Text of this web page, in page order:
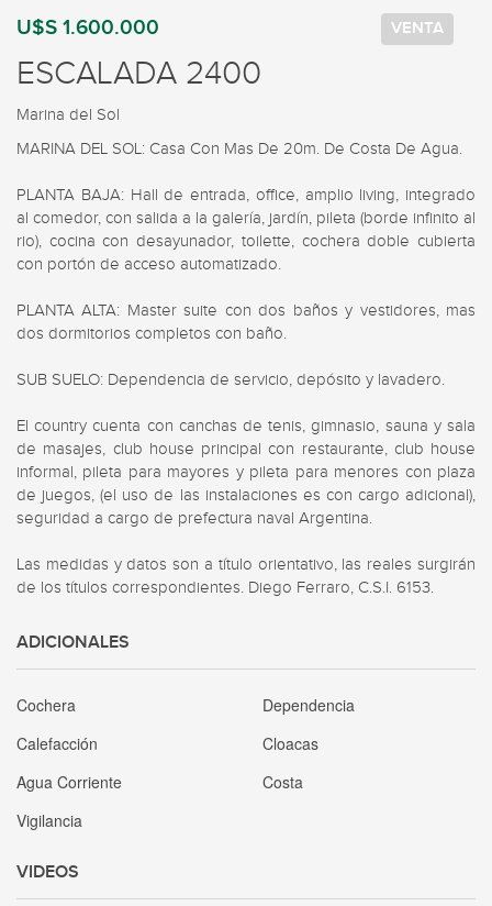
U$S 1.600.000 VENTA
ESCALADA 2400
Marina del Sol
MARINA DEL SOL: Casa Con Mas De 20m. De Costa De Agua.
PLANTA BAJA: Hall de entrada, office, amplio living, integrado
al comedor, con salida a la galería, jardín, pileta (borde infinito al
rio), cocina con desayunador, toilette, cochera doble cubierta
con portón de acceso automatizado.
PLANTA ALTA: Master suite con dos baños y vestidores, mas
dos dormitorios completos con baño.
SUB SUELO: Dependencia de servicio, depósito y lavadero.
El country cuenta con canchas de tenis, gimnasio, sauna y sala
de masajes, club house principal con restaurante, club house
informal, pileta para mayores y pileta para menores con plaza
de juegos, (el uso de las instalaciones es con cargo adicional),
seguridad a cargo de prefectura naval Argentina.
Las medidas y datos son a título orientativo, las reales surgirán
de los títulos correspondientes. Diego Ferraro, C.S.I. 6153.
ADICIONALES
Cochera
Dependencia
Calefacción
Cloacas
Agua Corriente
Costa
Vigilancia
VIDEOS